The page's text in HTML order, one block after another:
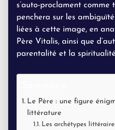
s’auto-proclament comme
penchera sur les
liées à cette image, en
Père Vitalis, ainsi que
parentalité et la
Le Père : une figure
littérature
Les archétypes